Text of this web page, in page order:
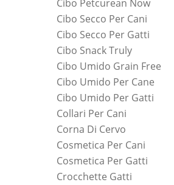
Cibo Petcurean Now
Cibo Secco Per Cani
Cibo Secco Per Gatti
Cibo Snack Truly
Cibo Umido Grain Free
Cibo Umido Per Cane
Cibo Umido Per Gatti
Collari Per Cani
Corna Di Cervo
Cosmetica Per Cani
Cosmetica Per Gatti
Crocchette Gatti